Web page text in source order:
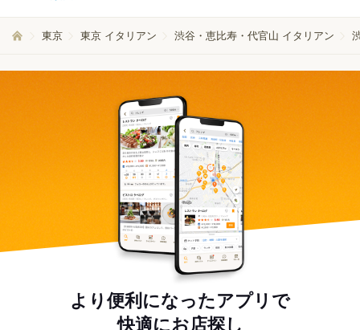
東京 東京 イタリアン 渋谷・恵比寿・代官山 イタリアン
より便利になったアプリで
快適にお店探し